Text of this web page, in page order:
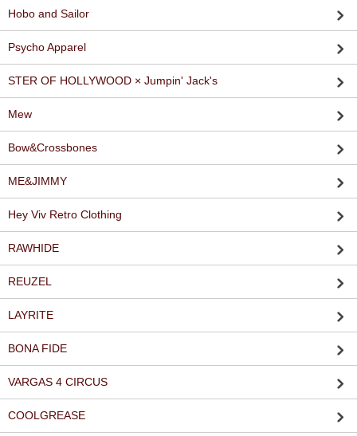
Hobo and Sailor
Psycho Apparel
STER OF HOLLYWOOD × Jumpin' Jack's
Mew
Bow&Crossbones
ME&JIMMY
Hey Viv Retro Clothing
RAWHIDE
REUZEL
LAYRITE
BONA FIDE
VARGAS 4 CIRCUS
COOLGREASE